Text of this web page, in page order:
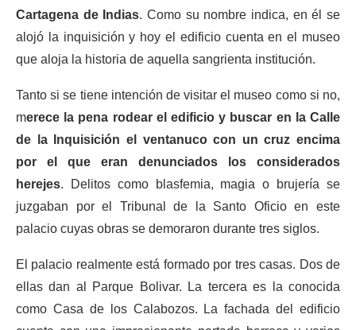
Cartagena de Indias. Como su nombre indica, en él se
alojó la inquisición y hoy el edificio cuenta en el museo
que aloja la historia de aquella sangrienta institución.
Tanto si se tiene intención de visitar el museo como si no,
merece la pena rodear el edificio y buscar en la Calle
de la Inquisición el ventanuco con un cruz encima
por el que eran denunciados los considerados
herejes. Delitos como blasfemia, magia o brujería se
juzgaban por el Tribunal de la Santo Oficio en este
palacio cuyas obras se demoraron durante tres siglos.
El palacio realmente está formado por tres casas. Dos de
ellas dan al Parque Bolivar. La tercera es la conocida
como Casa de los Calabozos. La fachada del edificio